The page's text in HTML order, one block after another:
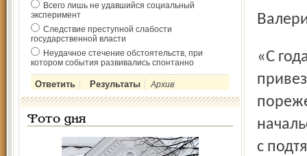
Всего лишь не удавшийся социальный
эксперимент
Следствие преступной слабости
государственной власти
Неудачное стечение обстоятельств, при
котором события развивались спонтанно
Архив
Фото дня
«С годами выработалось железное правило: если хочешь
с